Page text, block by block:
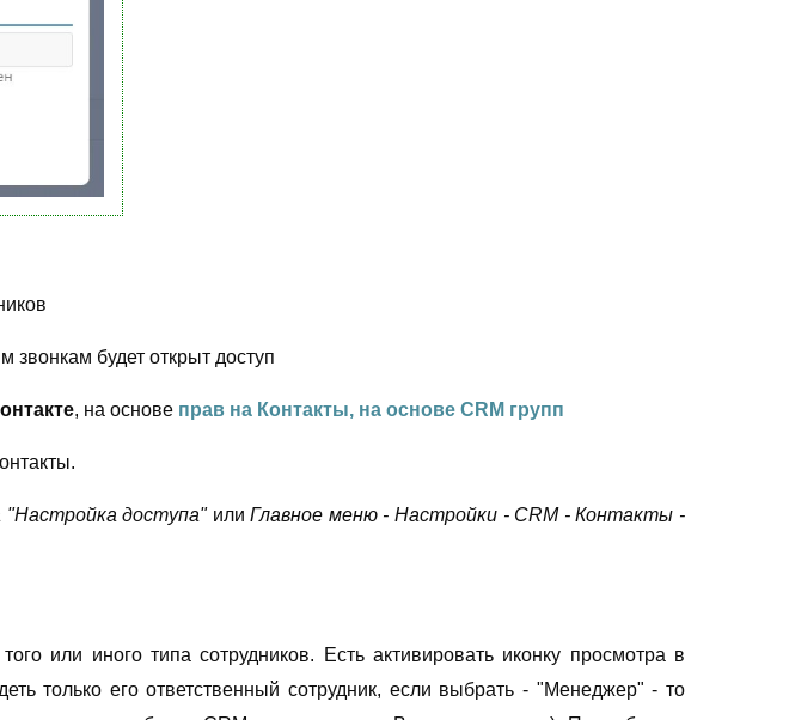
будет открыт доступ
, на основе прав на Контакты, на основе CRM групп
"Настройка доступа"илиГлавное меню - Настройки - CRM - Контакты -
или иного типа сотрудников. Есть активировать иконку просмотра в
только его ответственный сотрудник, если выбрать - "Менеджер" - то